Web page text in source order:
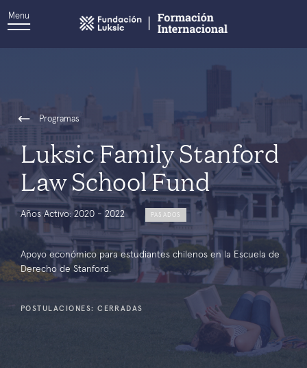
Menu
Programas
Luksic Family Stanford
Law School Fund
Años Activo: 2020 - 2022 PASADOS
Apoyo económico para estudiantes chilenos en la Escuela de
Derecho de Stanford.
POSTULACIONES: CERRADAS